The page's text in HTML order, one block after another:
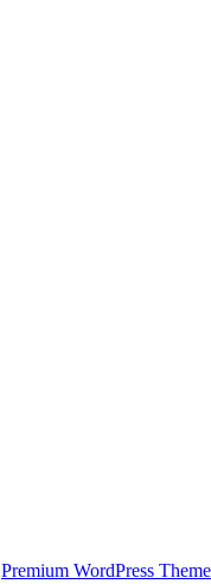
Premium WordPress